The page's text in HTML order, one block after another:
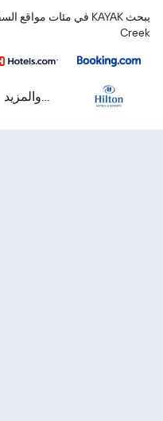
Creek
...والمزيد